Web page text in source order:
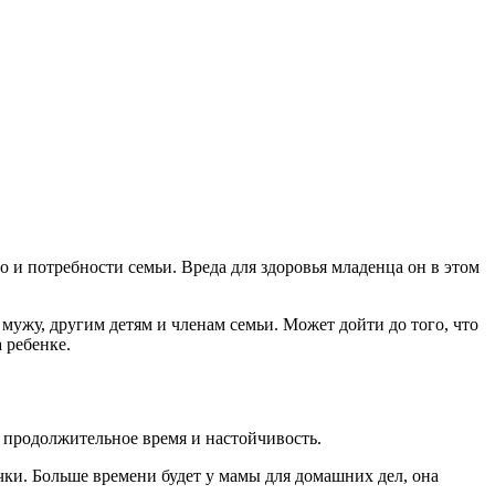
и потребности семьи. Вреда для здоровья младенца он в этом
другим детям и членам семьи. Может дойти до того, что
время и настойчивость.
Больше времени будет у мамы для домашних дел, она